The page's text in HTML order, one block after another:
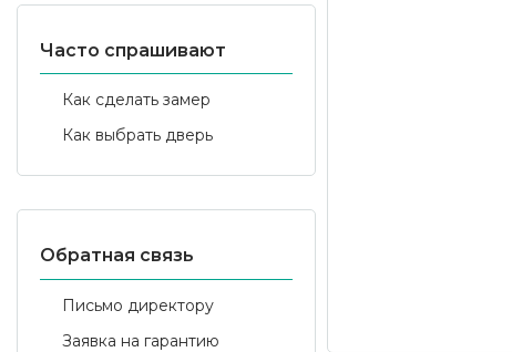
Часто спрашивают
Как сделать замер
Как выбрать дверь
Обратная связь
Письмо директору
Заявка на гарантию